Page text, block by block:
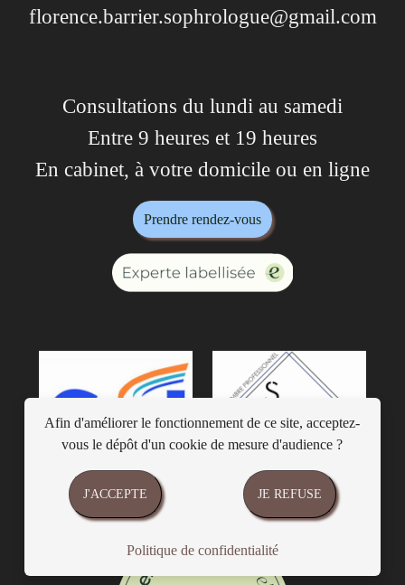
Afin d'améliorer le fonctionnement de ce site, acceptez-
vous le dépôt d'un cookie de mesure d'audience ?
J'ACCEPTE JE REFUSE
Politique de confidentialité
florence.barrier.sophrologue@gmail.com
Consultations du lundi au samedi
Entre 9 heures et 19 heures
En cabinet, à votre domicile ou en ligne
Prendre rendez-vous